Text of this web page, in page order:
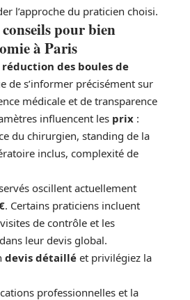
l’approche du praticien choisi.
pour bien
à Paris
réduction des boules de
de s’informer précisément sur
médicale et de transparence
influencent les prix :
du chirurgien, standing de la
inclus, complexité de
oscillent actuellement
. Certains praticiens incluent
de contrôle et les
leur devis global.
devis détaillé et privilégiez la
professionnelles et la